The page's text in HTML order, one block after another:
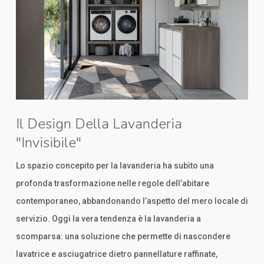
Il Design Della Lavanderia
"invisibile"
Lo spazio concepito per la lavanderia ha subìto una
profonda trasformazione nelle regole dell’abitare
contemporaneo, abbandonando l’aspetto del mero locale di
servizio. Oggi la vera tendenza è la lavanderia a
scomparsa: una soluzione che permette di nascondere
lavatrice e asciugatrice dietro pannellature raffinate,